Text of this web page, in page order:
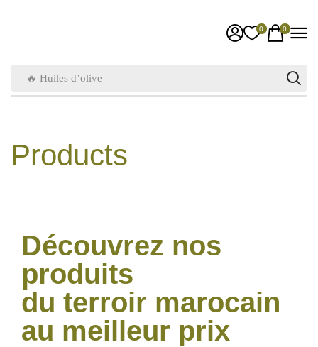
🔥 Huiles d’olive
0 0
Products
Découvrez nos
produits
du terroir marocain
au meilleur prix